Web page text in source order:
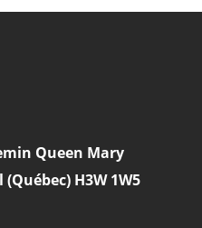
Queen Mary
H3W 1W5